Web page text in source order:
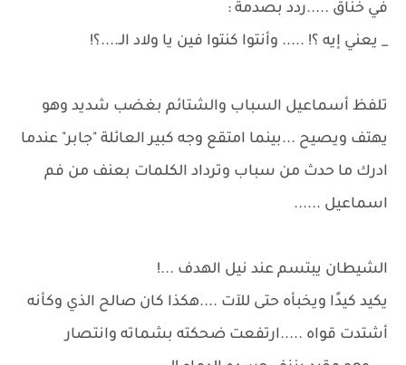
في خناق .....ردد بصدمة :
_ يعني إيه ؟! ..... وأنتوا كنتوا فين يا ولاد الـ....؟!
تلفظ أسماعيل السباب والشتائم بغضب شديد وهو
يهتف ويصيح ...بينما امتقع وجه كبير العائلة "جابر" عندما
ادرك ما حدث من سباب وترداد الكلمات بعنف من فم
اسماعيل ......
الشيطان يبتسم عند نيل الهدف ...!
يكيد كيدًا ويخبأه حتى للآت ....هكذا كان صالح الذي وكأنه
أشتدت قواه .....ارتفعت ضحكته بشماته وانتصار